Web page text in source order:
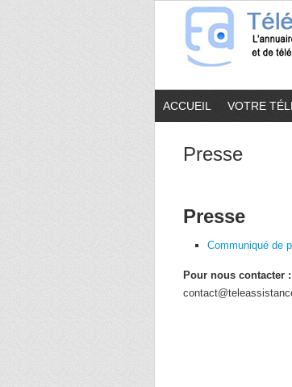
ACCUEIL VOTRE
Presse
Presse
Communiqué de
Pour nous contacter :